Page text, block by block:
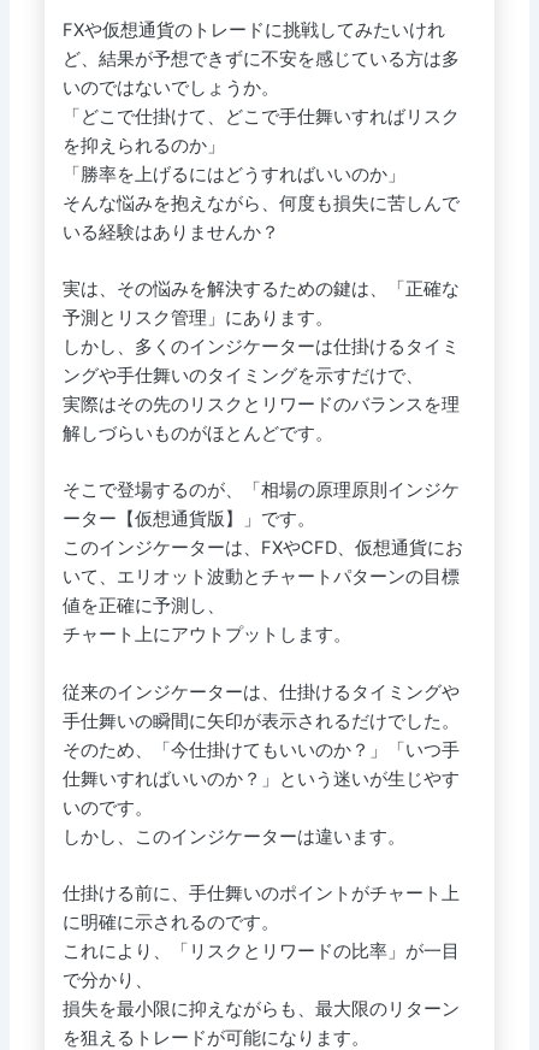
FXや仮想通貨のトレードに挑戦してみたいけれ
ど、結果が予想できずに不安を感じている方は多
いのではないでしょうか。
「どこで仕掛けて、どこで手仕舞いすればリスク
を抑えられるのか」
「勝率を上げるにはどうすればいいのか」
そんな悩みを抱えながら、何度も損失に苦しんで
いる経験はありませんか？
実は、その悩みを解決するための鍵は、「正確な
予測とリスク管理」にあります。
しかし、多くのインジケーターは仕掛けるタイミ
ングや手仕舞いのタイミングを示すだけで、
実際はその先のリスクとリワードのバランスを理
解しづらいものがほとんどです。
そこで登場するのが、「相場の原理原則インジケ
ーター【仮想通貨版】」です。
このインジケーターは、FXやCFD、仮想通貨にお
いて、エリオット波動とチャートパターンの目標
値を正確に予測し、
チャート上にアウトプットします。
従来のインジケーターは、仕掛けるタイミングや
手仕舞いの瞬間に矢印が表示されるだけでした。
そのため、「今仕掛けてもいいのか？」「いつ手
仕舞いすればいいのか？」という迷いが生じやす
いのです。
しかし、このインジケーターは違います。
仕掛ける前に、手仕舞いのポイントがチャート上
に明確に示されるのです。
これにより、「リスクとリワードの比率」が一目
で分かり、
損失を最小限に抑えながらも、最大限のリターン
を狙えるトレードが可能になります。